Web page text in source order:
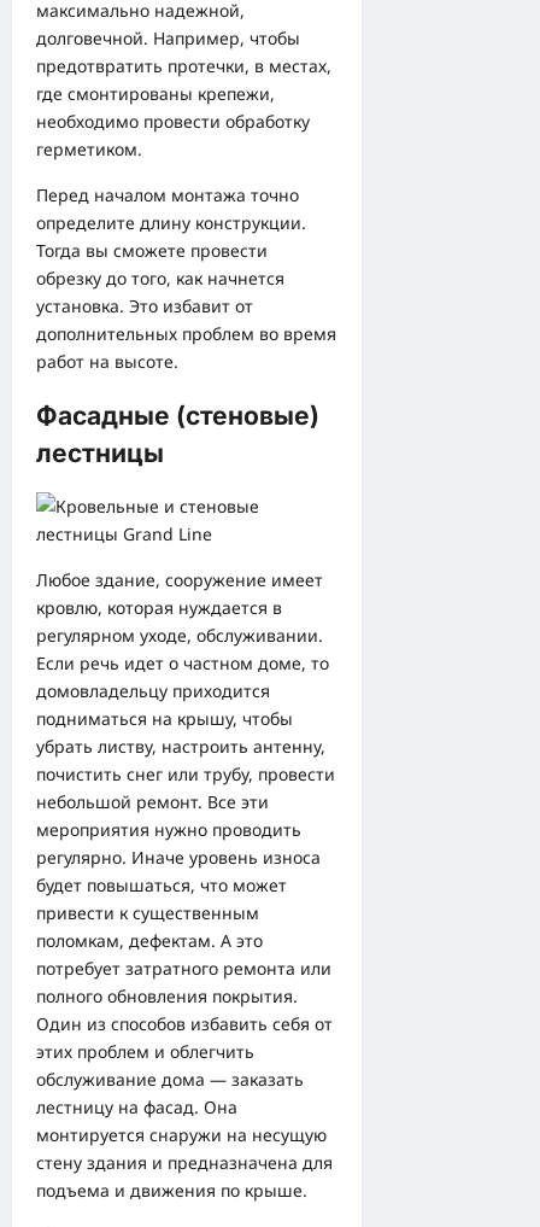
максимально надежной,
долговечной. Например, чтобы
предотвратить протечки, в местах,
где смонтированы крепежи,
необходимо провести обработку
герметиком.
Перед началом монтажа точно
определите длину конструкции.
Тогда вы сможете провести
обрезку до того, как начнется
установка. Это избавит от
дополнительных проблем во время
работ на высоте.
Фасадные (стеновые)
лестницы
Любое здание, сооружение имеет
кровлю, которая нуждается в
регулярном уходе, обслуживании.
Если речь идет о частном доме, то
домовладельцу приходится
подниматься на крышу, чтобы
убрать листву, настроить антенну,
почистить снег или трубу, провести
небольшой ремонт. Все эти
мероприятия нужно проводить
регулярно. Иначе уровень износа
будет повышаться, что может
привести к существенным
поломкам, дефектам. А это
потребует затратного ремонта или
полного обновления покрытия.
Один из способов избавить себя от
этих проблем и облегчить
обслуживание дома — заказать
лестницу на фасад. Она
монтируется снаружи на несущую
стену здания и предназначена для
подъема и движения по крыше.